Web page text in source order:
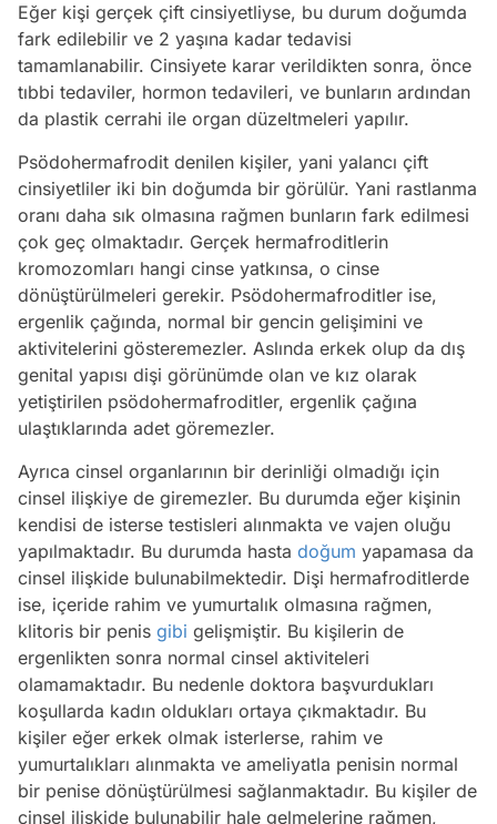
Eğer kişi gerçek çift cinsiyetliyse, bu durum doğumda
fark edilebilir ve 2 yaşına kadar tedavisi
tamamlanabilir. Cinsiyete karar verildikten sonra, önce
tıbbi tedaviler, hormon tedavileri, ve bunların ardından
da plastik cerrahi ile organ düzeltmeleri yapılır.
Psödohermafrodit denilen kişiler, yani yalancı çift
cinsiyetliler iki bin doğumda bir görülür. Yani rastlanma
oranı daha sık olmasına rağmen bunların fark edilmesi
çok geç olmaktadır. Gerçek hermafroditlerin
kromozomları hangi cinse yatkınsa, o cinse
dönüştürülmeleri gerekir. Psödohermafroditler ise,
ergenlik çağında, normal bir gencin gelişimini ve
aktivitelerini gösteremezler. Aslında erkek olup da dış
genital yapısı dişi görünümde olan ve kız olarak
yetiştirilen psödohermafroditler, ergenlik çağına
ulaştıklarında adet göremezler.
Ayrıca cinsel organlarının bir derinliği olmadığı için
cinsel ilişkiye de giremezler. Bu durumda eğer kişinin
kendisi de isterse testisleri alınmakta ve vajen oluğu
yapılmaktadır. Bu durumda hasta doğum yapamasa da
cinsel ilişkide bulunabilmektedir. Dişi hermafroditlerde
ise, içeride rahim ve yumurtalık olmasına rağmen,
klitoris bir penis gibi gelişmiştir. Bu kişilerin de
ergenlikten sonra normal cinsel aktiviteleri
olamamaktadır. Bu nedenle doktora başvurdukları
koşullarda kadın oldukları ortaya çıkmaktadır. Bu
kişiler eğer erkek olmak isterlerse, rahim ve
yumurtalıkları alınmakta ve ameliyatla penisin normal
bir penise dönüştürülmesi sağlanmaktadır. Bu kişiler de
cinsel ilişkide bulunabilir hale gelmelerine rağmen,